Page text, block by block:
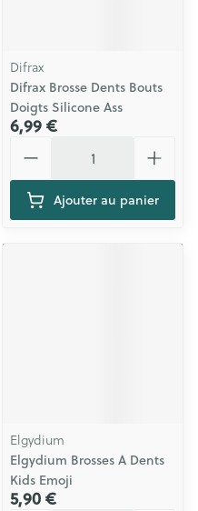
Difrax
Difrax Brosse Dents Bouts
Doigts Silicone Ass
6,99 €
Ajouter au panier
Elgydium
Elgydium Brosses A Dents
Kids Emoji
5,90 €